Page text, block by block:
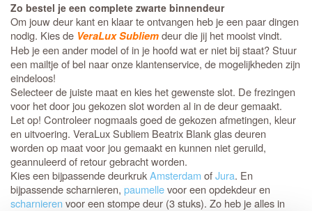
Zo bestel je een complete zwarte binnendeur
Om jouw deur kant en klaar te ontvangen heb je een paar dingen
nodig. Kies de VeraLux Subliemdeur die jij het mooist vindt.
Heb je een ander model of in je hoofd wat er niet bij staat? Stuur
een mailtje of bel naar onze klantenservice, de mogelijkheden zijn
eindeloos!
Selecteer de juiste maat en kies het gewenste slot. De frezingen
voor het door jou gekozen slot worden al in de deur gemaakt.
Let op! Controleer nogmaals goed de gekozen afmetingen, kleur
en uitvoering. VeraLux Subliem Beatrix Blank glas deuren
worden op maat voor jou gemaakt en kunnen niet geruild,
geannuleerd of retour gebracht worden.
Kies een bijpassende deurkrukAmsterdam ofJura. En
bijpassende scharnieren, paumellevoor een opdekdeur en
scharnierenvoor een stompe deur (3 stuks). Zo heb je alles in